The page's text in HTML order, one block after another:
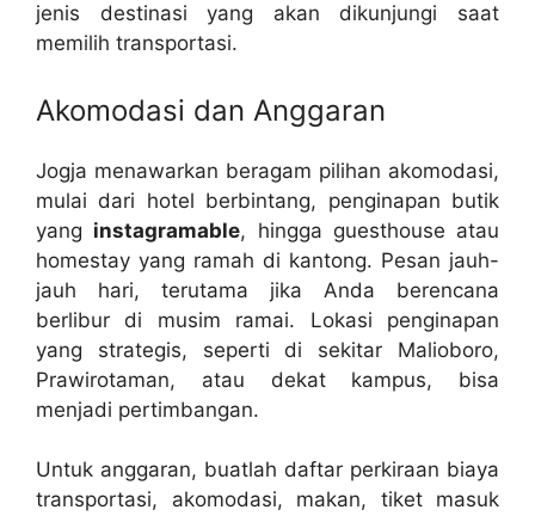
jenis destinasi yang akan dikunjungi saat
memilih transportasi.
Akomodasi dan Anggaran
Jogja menawarkan beragam pilihan akomodasi,
mulai dari hotel berbintang, penginapan butik
yang instagramable, hingga guesthouse atau
homestay yang ramah di kantong. Pesan jauh-
jauh hari, terutama jika Anda berencana
berlibur di musim ramai. Lokasi penginapan
yang strategis, seperti di sekitar Malioboro,
Prawirotaman, atau dekat kampus, bisa
menjadi pertimbangan.
Untuk anggaran, buatlah daftar perkiraan biaya
transportasi, akomodasi, makan, tiket masuk